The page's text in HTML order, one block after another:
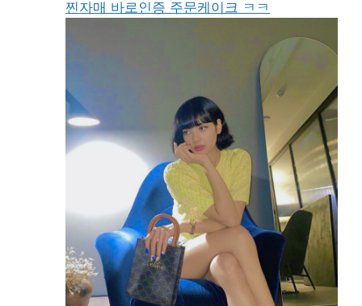
찐자매 바로인증 주문케이크 ㅋㅋ